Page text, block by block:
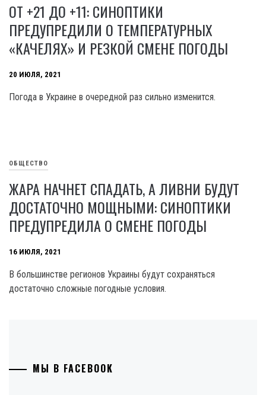
ОТ +21 ДО +11: СИНОПТИКИ
ПРЕДУПРЕДИЛИ О ТЕМПЕРАТУРНЫХ
«КАЧЕЛЯХ» И РЕЗКОЙ СМЕНЕ ПОГОДЫ
20 ИЮЛЯ, 2021
Погода в Украине в очередной раз сильно изменится.
ОБЩЕСТВО
ЖАРА НАЧНЕТ СПАДАТЬ, А ЛИВНИ БУДУТ
ДОСТАТОЧНО МОЩНЫМИ: СИНОПТИКИ
ПРЕДУПРЕДИЛА О СМЕНЕ ПОГОДЫ
16 ИЮЛЯ, 2021
В большинстве регионов Украины будут сохраняться
достаточно сложные погодные условия.
МЫ В FACEBOOK